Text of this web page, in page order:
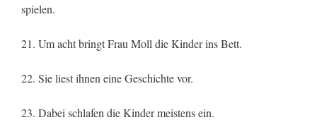
spielen.
21. Um acht bringt Frau Moll die Kinder ins Bett.
22. Sie liest ihnen eine Geschichte vor.
23. Dabei schlafen die Kinder meistens ein.